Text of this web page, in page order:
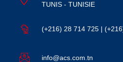
TUNIS - TUNISIE
(+216) 28 714 725 |
info@acs.com.tn